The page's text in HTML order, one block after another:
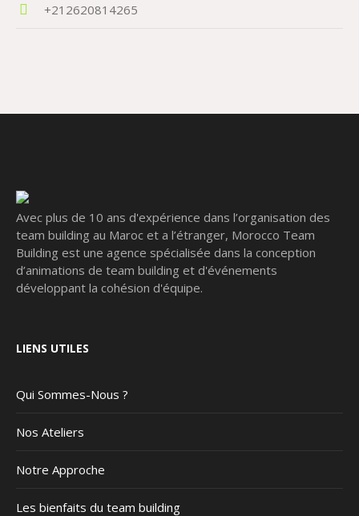
+212620814265
Avec plus de 10 ans d'expérience dans l’organisation des
team building au Maroc et a l’étranger, Morocco Team
Building est une agence spécialisée dans la conception
d’animations de team building et d'événements
développant la cohésion d'équipe.
LIENS UTILES
Qui Sommes-Nous ?
Nos Ateliers
Notre Approche
Les bienfaits du team building